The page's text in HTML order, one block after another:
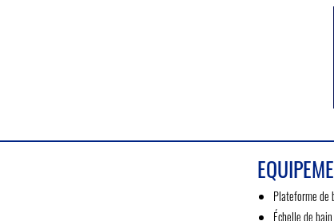
Plateforme de
Échelle de bain